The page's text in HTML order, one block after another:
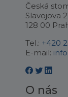
Česká
Slavojova
128 00
Tel.: +420
E-mail:
O nás